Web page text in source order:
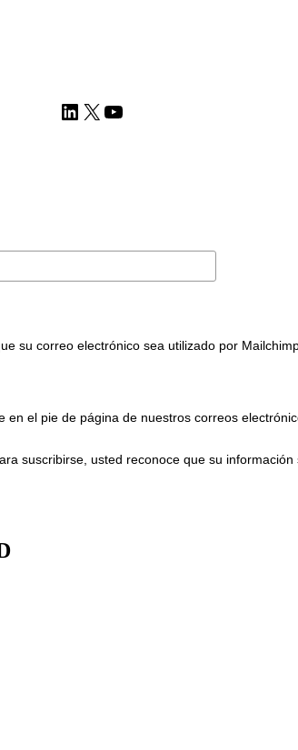
LinkedIn
X YouTube
su correo electrónico sea utilizado por
el pie de página de nuestros correos
suscribirse, usted reconoce que su